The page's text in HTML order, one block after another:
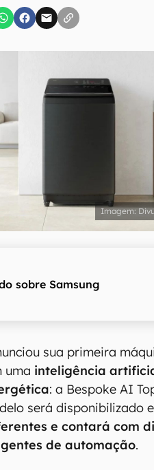
que li, aceito e concordo com os
sobre Samsung
sua primeira
uma inteligência
: a Bespoke AI
será disponibilizado
e contará com
de automação.